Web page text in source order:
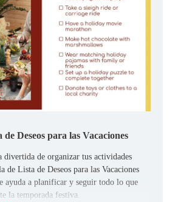
Deseos para las Vacaciones
divertida de organizar tus actividades
de Lista de Deseos para las Vacaciones
ayuda a planificar y seguir todo lo que
la temporada festiva.